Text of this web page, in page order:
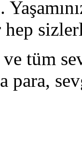
ve tüm
para,